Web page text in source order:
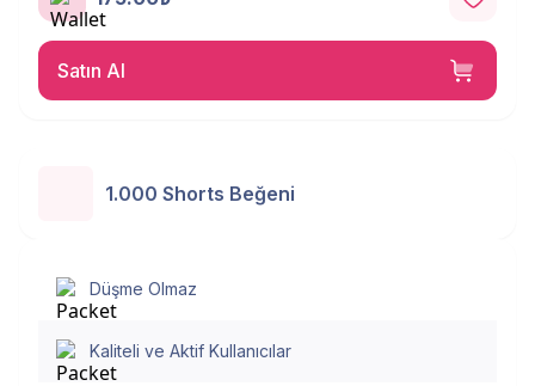
Satın Al
1.000 Shorts Beğeni
Düşme Olmaz
Kaliteli ve Aktif Kullanıcılar